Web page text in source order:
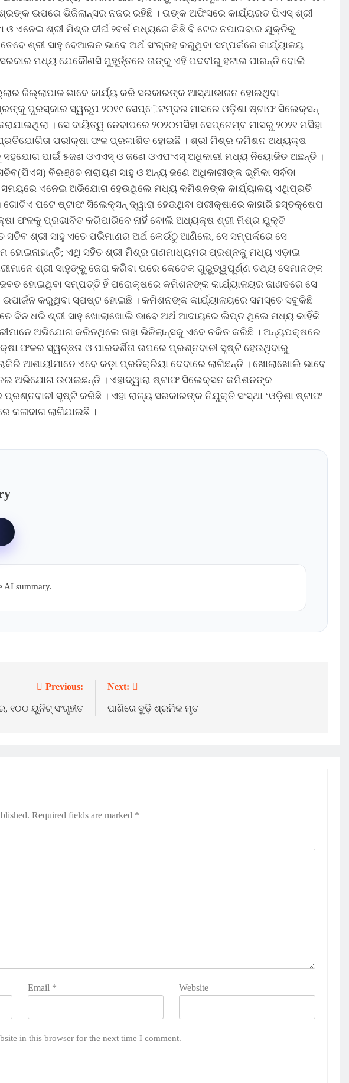
ଉପରେ ଭିଜିଲାନ୍ସର ନଜର ରହିଛି । ତାଙ୍କ ଅଫିସରେ କାର୍ଯ୍ୟରତ ପିଏସ୍ ଶ୍ରୀ
ଓ ଏନେଇ ଶ୍ରୀ ମିଶ୍ର ଦୀର୍ଘ ୨ବର୍ଷ ମଧ୍ୟରେ କିଛି ବି ଟେର ନପାଇବାର ଯୁକ୍ତିକୁ
ଶ୍ରୀ ସାହୁ ବେଆଇନ ଭାବେ ଅର୍ଥ ସଂଗ୍ରହ କରୁଥିବା ସମ୍ପର୍କରେ କାର୍ଯ୍ୟାଳୟ
ସରକାର ମଧ୍ୟ ଯେକୌଣସି ମୁହୂର୍ତ୍ତରେ ତାଙ୍କୁ ଏହି ପଦବୀରୁ ହଟାଇ ପାରନ୍ତି ବୋଲି
ଜିଲ୍ଲାପାଳ ଭାବେ କାର୍ଯ୍ୟ କରି ସରକାରଙ୍କ ଆସ୍ଥାଭାଜନ ହୋଇଥିବା
ପୁରସ୍କାର ସ୍ୱରୂପ ୨୦୧୯ ସେପ୍େଟମ୍ବର ମାସରେ ଓଡ଼ିଶା ଷ୍ଟାଫ ସିଲେକ୍ସନ୍
। ସେ ଦାୟିତ୍ୱ ନେବାପରେ ୨୦୨୦ମସିହା ସେପ୍ଟେମ୍ବ ମାସରୁ ୨୦୨୧ ମସିହା
ପରୀକ୍ଷା ଫଳ ପ୍ରକାଶିତ ହୋଇଛି । ଶ୍ରୀ ମିଶ୍ର କମିଶନ ଅଧ୍ୟକ୍ଷ
ସହଯୋଗ ପାଇଁ ୫ଜଣ ଓଏଏସ୍ ଓ ଜଣେ ଓଏଫଏସ୍ ଅଧିକାରୀ ମଧ୍ୟ ନିୟୋଜିତ ଅଛନ୍ତି ।
ବିରଞ୍ôଚ ନାରାୟଣ ସାହୁ ଓ ଅନ୍ୟ ଜଣେ ଅଧିକାରୀଙ୍କ ଭୂମିକା ସର୍ବଦା
ସମୟରେ ଏନେଇ ଅଭିଯୋଗ ହେଉଥିଲେ ମଧ୍ୟ କମିଶନଙ୍କ କାର୍ଯ୍ୟାଳୟ ଏଥିପ୍ରତି
ଗୋଟିଏ ପଟେ ଷ୍ଟାଫ ସିଲେକ୍ସନ୍ ଦ୍ୱାରା ହେଉଥିବା ପରୀକ୍ଷାରେ କାହାରି ହସ୍ତକ୍ଷେପ
ଫଳକୁ ପ୍ରଭାବିତ କରିପାରିବେ ନାହିଁ ବୋଲି ଅଧ୍ୟକ୍ଷ ଶ୍ରୀ ମିଶ୍ର ଯୁକ୍ତି
ସଚିବ ଶ୍ରୀ ସାହୁ ଏତେ ପରିମାଣର ଅର୍ଥ କେଉଁଠୁ ଆଣିଲେ, ସେ ସମ୍ପର୍କରେ ସେ
ହୋଇନାହାନ୍ତି; ଏଥି ସହିତ ଶ୍ରୀ ମିଶ୍ର ଗଣମାଧ୍ୟମର ପ୍ରଶ୍ନକୁ ମଧ୍ୟ ଏଡ଼ାଇ
ଶ୍ରୀ ସାହୁଙ୍କୁ ଜେରା କରିବା ପରେ କେତେକ ଗୁରୁତ୍ୱପୂର୍ଣ୍ଣ ତଥ୍ୟ ସେମାନଙ୍କ
ହୋଇଥିବା ସମ୍ପତ୍ତି ହିଁ ପରୋକ୍ଷରେ କମିଶନଙ୍କ କାର୍ଯ୍ୟାଳୟର ଜାଣତରେ ସେ
କରୁଥିବା ସ୍ପଷ୍ଟ ହୋଇଛି । କମିଶନଙ୍କ କାର୍ଯ୍ୟାଳୟରେ ସମସ୍ତେ ସବୁକିଛି
ଦିନ ଧରି ଶ୍ରୀ ସାହୁ ଖୋଲାଖୋଲି ଭାବେ ଅର୍ଥ ଆଦାୟରେ ଲିପ୍ତ ଥିଲେ ମଧ୍ୟ କାହିଁକି
ଅଭିଯୋଗ କରିନଥିଲେ ତାହା ଭିଜିଲାନ୍ସକୁ ଏବେ ଚକିତ କରିଛି । ଅନ୍ୟପକ୍ଷରେ
ଫଳର ସ୍ୱଚ୍ଛତା ଓ ପାରଦର୍ଶିତା ଉପରେ ପ୍ରଶ୍ନବାଚୀ ସୃଷ୍ଟି ହେଉଥିବାରୁ
ଆଶାୟୀମାନେ ଏବେ କଡ଼ା ପ୍ରତିକ୍ରିୟା ଦେବାରେ ଲାଗିଛନ୍ତି । ଖୋଲାଖୋଲି ଭାବେ
ଅଭିଯୋଗ ଉଠାଇଛନ୍ତି । ଏହାଦ୍ୱାରା ଷ୍ଟାଫ ସିଲେକ୍ସନ କମିଶନଙ୍କ
ସୃଷ୍ଟି କରିଛି । ଏହା ରାଜ୍ୟ ସରକାରଙ୍କ ନିଯୁକ୍ତି ସଂସ୍ଥା ‘ଓଡ଼ିଶା ଷ୍ଟାଫ
କଳାଦାଗ ଲାଗିଯାଇଛି ।
AI summary.
Previous:
୧୦୦ ୟୁନିଟ୍ ସଂଗୃହୀତ
Next:
ପାଣିରେ ବୁଡ଼ି ଶ୍ରମିକ ମୃତ
Required fields are marked *
Email * Website
in this browser for the next time I comment.